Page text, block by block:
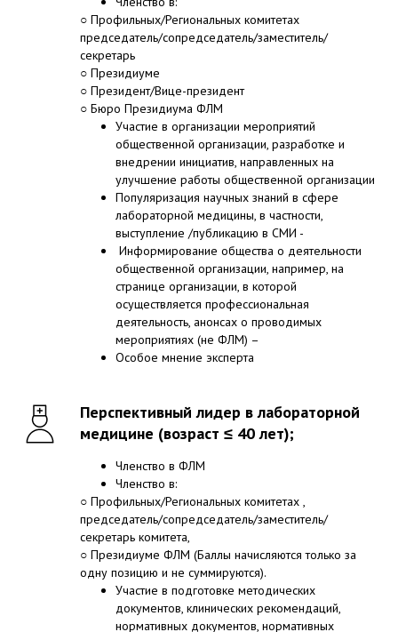
○ Профильных/Региональных комитетах
председатель/сопредседатель/заместитель/
секретарь
○ Президиуме
○ Президент/Вице-президент
○ Бюро Президиума ФЛМ
Участие в организации мероприятий
общественной организации, разработке и
внедрении инициатив, направленных на
улучшение работы общественной организации
Популяризация научных знаний в сфере
лабораторной медицины, в частности,
выступление /публикацию в СМИ -
Информирование общества о деятельности
общественной организации, например, на
странице организации, в которой
осуществляется профессиональная
деятельность, анонсах о проводимых
мероприятиях (не ФЛМ) –
Особое мнение эксперта
Перспективный лидер в лабораторной
медицине (возраст ≤ 40 лет);
Членство в ФЛМ
Членство в:
○ Профильных/Региональных комитетах ,
председатель/сопредседатель/заместитель/
секретарь комитета,
○ Президиуме ФЛМ (Баллы начисляются только за
одну позицию и не суммируются).
Участие в подготовке методических
документов, клинических рекомендаций,
нормативных документов, нормативных